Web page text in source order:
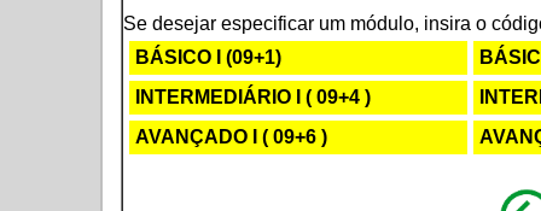
Se desejar especificar um módulo, insira o
BÁSICO I (09+1)
INTERMEDIÁRIO I ( 09+4 )
AVANÇADO I ( 09+6 )